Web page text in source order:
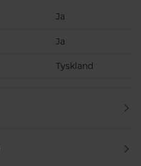
Ja
Ja
Tyskland